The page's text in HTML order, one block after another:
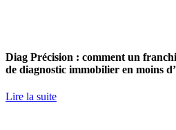
Diag Précision : comment un
de diagnostic immobilier en moins
Lire la suite